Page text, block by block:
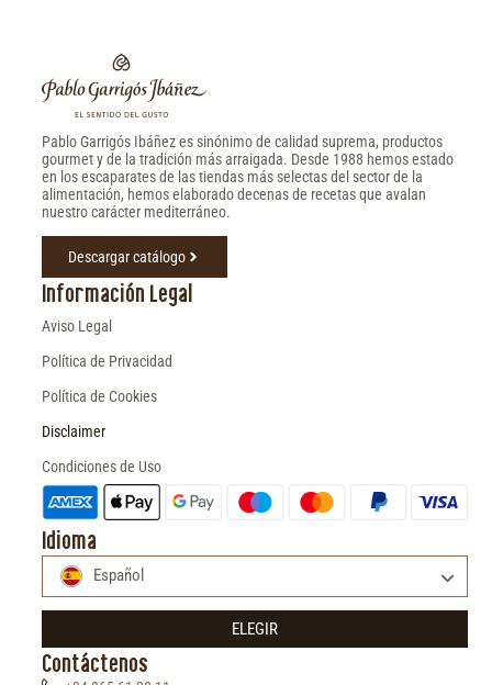
Pablo Garrigós Ibáñez es sinónimo de calidad suprema, productos
gourmet y de la tradición más arraigada. Desde 1988 hemos estado
en los escaparates de las tiendas más selectas del sector de la
alimentación, hemos elaborado decenas de recetas que avalan
nuestro carácter mediterráneo.
Descargar catálogo
Información Legal
Aviso Legal
Política de Privacidad
Política de Cookies
Disclaimer
Condiciones de Uso
Idioma
Español
ELEGIR
Contáctenos